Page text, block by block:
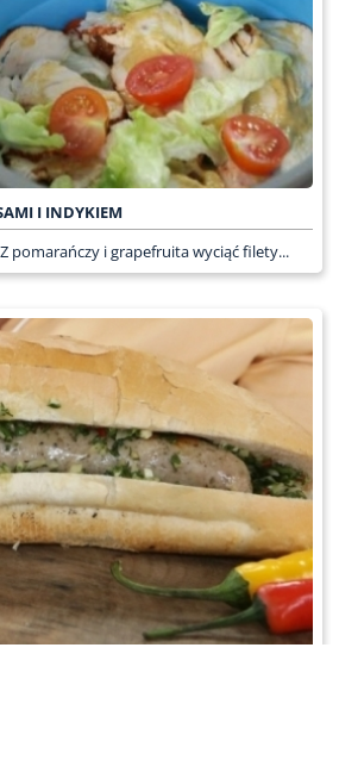
I INDYKIEM
pomarańczy i grapefruita wyciąć filety...